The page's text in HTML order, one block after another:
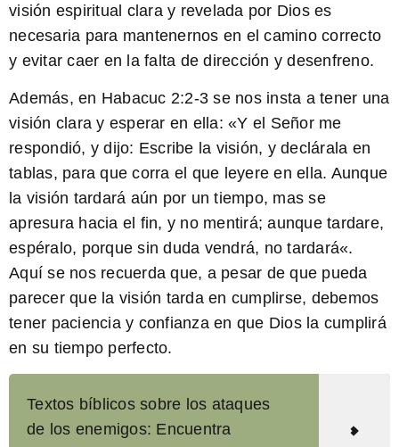
visión espiritual clara y revelada por Dios es
necesaria para mantenernos en el camino correcto
y evitar caer en la falta de dirección y desenfreno.
Además, en Habacuc 2:2-3 se nos insta a tener una
visión clara y esperar en ella: «Y el Señor me
respondió, y dijo: Escribe la visión, y declárala en
tablas, para que corra el que leyere en ella. Aunque
la visión tardará aún por un tiempo, mas se
apresura hacia el fin, y no mentirá; aunque tardare,
espéralo, porque sin duda vendrá, no tardará«.
Aquí se nos recuerda que, a pesar de que pueda
parecer que la visión tarda en cumplirse, debemos
tener paciencia y confianza en que Dios la cumplirá
en su tiempo perfecto.
Textos bíblicos sobre los ataques
de los enemigos: Encuentra